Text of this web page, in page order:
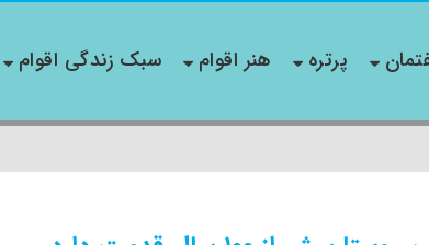
پرتره هنر اقوام سبک زندگی اقوام